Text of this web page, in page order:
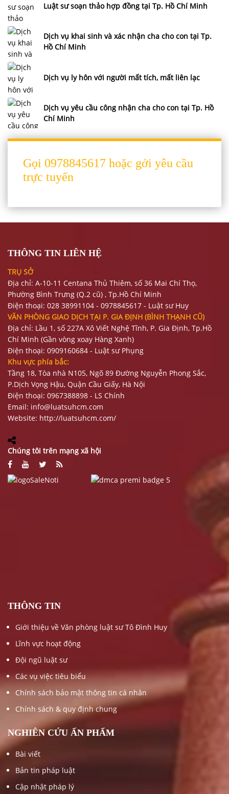
Luật sư soạn thảo hợp đồng tại Tp. Hồ Chí Minh
Dịch vụ khai sinh và xác nhận cha cho con tại Tp.
Hồ Chí Minh
Dịch vụ ly hôn với người mất tích, mất liên lạc
Dịch vụ yêu cầu công nhận cha cho con tại Tp. Hồ
Chí Minh
Gọi 0978845617 hoặc gởi yêu cầu
trực tuyến
THÔNG TIN LIÊN HỆ
TRỤ SỞ
Địa chỉ: A-10-11 Centana Thủ Thiêm, số 36 Mai Chí Thọ,
Phường Bình Trưng (Q.2 cũ) , Tp.Hồ Chí Minh
Điện thoại: 028 38991104 - 0978845617 - Luật sư Huy
VĂN PHÒNG GIAO DỊCH TẠI P. GIA ĐỊNH (BÌNH THẠNH CŨ)
Địa chỉ: Lầu 1, số 227A Xô Viết Nghệ Tĩnh, P. Gia Định, Tp.Hồ
Chí Minh (Gần vòng xoay Hàng Xanh)
Điện thoại: 0909160684 - Luật sư Phụng
Khu vực phía bắc:
Tầng 18, Tòa nhà N105, Ngõ 89 Đường Nguyễn Phong Sắc,
P.Dịch Vọng Hậu, Quận Cầu Giấy, Hà Nội
Điện thoại: 0967388898 - LS Chính
Email: info@luatsuhcm.com
Website: http://luatsuhcm.com/
Chúng tôi trên mạng xã hội
THÔNG TIN
Giới thiệu về Văn phòng luật sư Tô Đình Huy
Lĩnh vực hoạt động
Đội ngũ luật sư
Các vụ việc tiêu biểu
Chính sách bảo mật thông tin cá nhân
Chính sách & quy định chung
NGHIÊN CỨU ẤN PHẨM
Bài viết
Bản tin pháp luật
Cập nhật pháp lý